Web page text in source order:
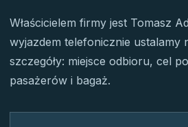
Właścicielem firmy jest Tomasz
wyjazdem telefonicznie ustalamy
szczegóły: miejsce odbioru, cel
pasażerów i bagaż.